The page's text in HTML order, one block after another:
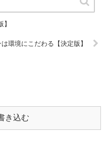
環境にこだわる【決定版】
き込む